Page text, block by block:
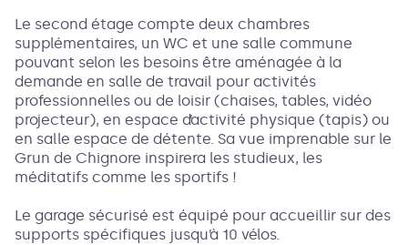
Le second étage compte deux chambres
supplémentaires, un WC et une salle commune
pouvant selon les besoins être aménagée à la
demande en salle de travail pour activités
professionnelles ou de loisir (chaises, tables, vidéo
projecteur), en espace d’activité physique (tapis) ou
en salle espace de détente. Sa vue imprenable sur le
Grun de Chignore inspirera les studieux, les
méditatifs comme les sportifs !
Le garage sécurisé est équipé pour accueillir sur des
supports spécifiques jusqu’à 10 vélos.